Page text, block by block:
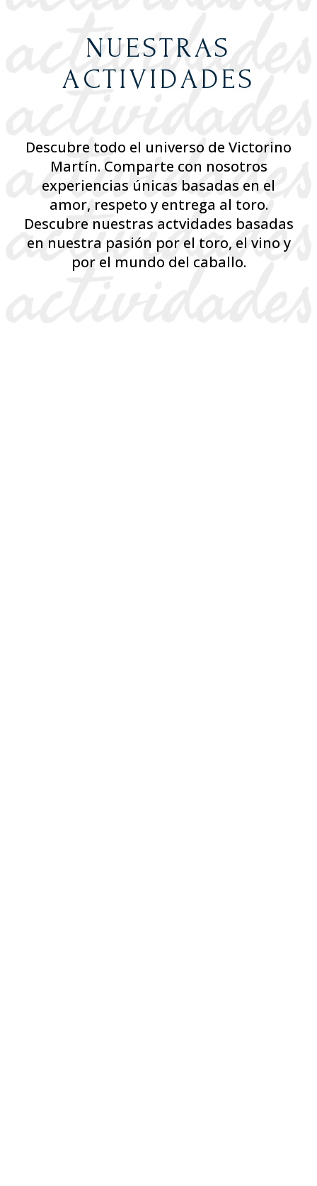
NUESTRAS
ACTIVIDADES
Descubre todo el universo de Victorino
Martín. Comparte con nosotros
experiencias únicas basadas en el
amor, respeto y entrega al toro.
Descubre nuestras actvidades basadas
en nuestra pasión por el toro, el vino y
por el mundo del caballo.